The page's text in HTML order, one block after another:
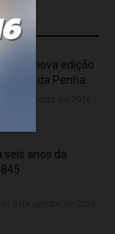
da nova edição
Jardim da Penha
7 de agosto de 2026
seis anos da